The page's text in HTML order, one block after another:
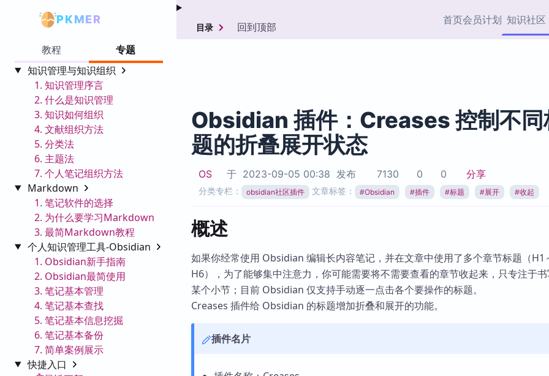
PKMER 首页会员计划 知识社区
协作者
Zotero 专题
Obsidian 专题
知识管理
Zotero 插件 挂
ZK
库
教程
专题
知识管理与知识组织
1. 知识管理序言
2. 什么是知识管理
3. 知识如何组织
4. 文献组织方法
5. 分类法
6. 主题法
7. 个人笔记组织方法
Markdown
1. 笔记软件的选择
2. 为什么要学习Markdown
3. 最简Markdown教程
个人知识管理工具-Obsidian
1. Obsidian新手指南
2. Obsidian最简使用
3. 笔记基本管理
4. 笔记基本查找
5. 笔记基本信息挖掘
6. 笔记基本备份
7. 简单案例展示
快捷入口
目录 回到顶部
Obsidian 插件：Creases 控制不同
题的折叠展开状态
OS 于 2023-09-05 00:38 发布 7130 0 0 分享
分类专栏： obsidian社区插件 文章标签： #Obsidian #插件 #标题 #展开 #收起
概述
如果你经常使用 Obsidian 编辑长内容笔记，并在文章中使用了多个章节标题（H1
H6），为了能够集中注意力，你可能需要将不需要查看的章节收起来，只专注于
某个小节；目前 Obsidian 仅支持手动逐一点击各个要操作的标题。
Creases 插件给 Obsidian 的标题增加折叠和展开的功能。
插件名片